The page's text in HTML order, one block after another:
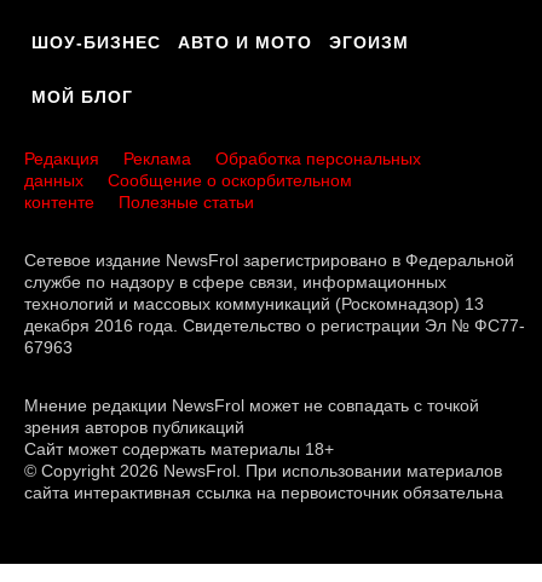
ШОУ-БИЗНЕС АВТО И МОТО ЭГОИЗМ
МОЙ БЛОГ
Редакция Реклама
Обработка персональных
данных
Сообщение о оскорбительном
контенте
Полезные статьи
Сетевое издание NewsFrol зарегистрировано в Федеральной
службе по надзору в сфере связи, информационных
технологий и массовых коммуникаций (Роскомнадзор) 13
декабря 2016 года. Свидетельство о регистрации Эл № ФС77-
67963
Мнение редакции NewsFrol может не совпадать с точкой
зрения авторов публикаций
Сайт может содержать материалы 18+
© Copyright 2026 NewsFrol. При использовании материалов
сайта интерактивная ссылка на первоисточник обязательна